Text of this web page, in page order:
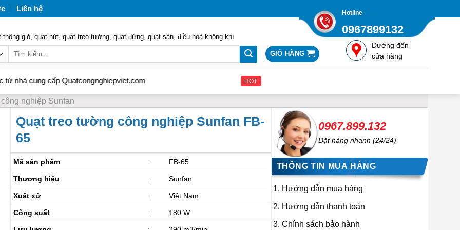
Liên hệ Hotline
0967899132
thông gió, quạt hút, quat treo tường, quat đứng, quat sàn, điều hoà không khí
GIỎ HÀNG
Đường đến
cửa hàng
cấp Quatcongnghiepviet.com HOT
nghiệp Sunfan
Quạt treo tường công nghiệp Sunfan FB-
65
Mã sản phẩm : FB-65
Thương hiệu : Sunfan
Xuất xứ : Việt Nam
Công suất : 180 W
0967.899.132
Đặt hàng nhanh (24/24)
THÔNG TIN MUA HÀNG
Hướng dẫn mua hàng
Hướng dẫn thanh toán
Chính sách bảo hành